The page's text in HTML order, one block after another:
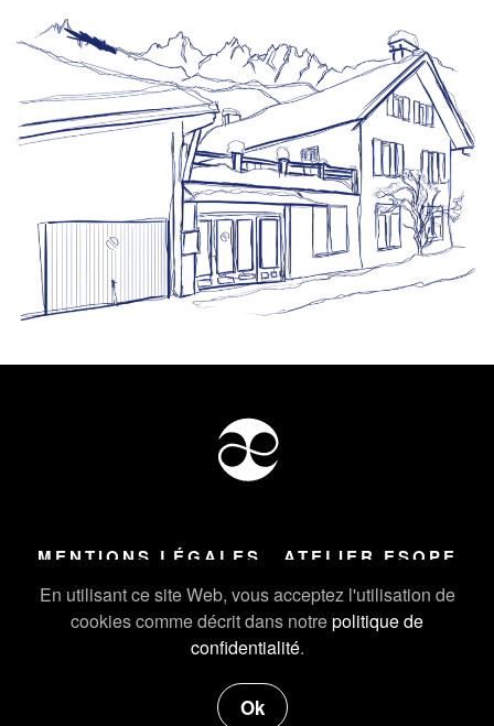
En utilisant ce site Web, vous acceptez l'utilisation de
cookies comme décrit dans notrepolitique de
confidentialité.
Ok
MENTIONS LÉGALES ATELIER ESOPE